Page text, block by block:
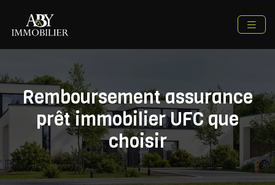
Remboursement assurance
prêt immobilier UFC que
choisir